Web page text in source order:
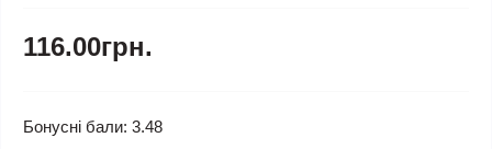
116.00грн.
Бонусні бали: 3.48